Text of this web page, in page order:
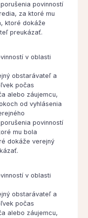
povinností
za ktoré mu
ktoré dokáže
preukázať.
v oblasti
obstarávateľ a
počas
alebo záujemcu,
od vyhlásenia
povinností
mu bola
dokáže verejný
v oblasti
obstarávateľ a
počas
alebo záujemcu,